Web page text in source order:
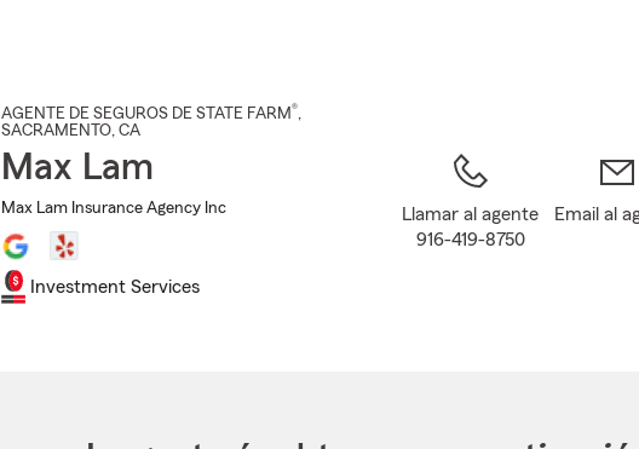
AGENTE DE SEGUROS DE STATE FARM®,
SACRAMENTO, CA
Max Lam
Max Lam Insurance Agency Inc
Investment Services
Llamar al agente
916-419-8750
Email al